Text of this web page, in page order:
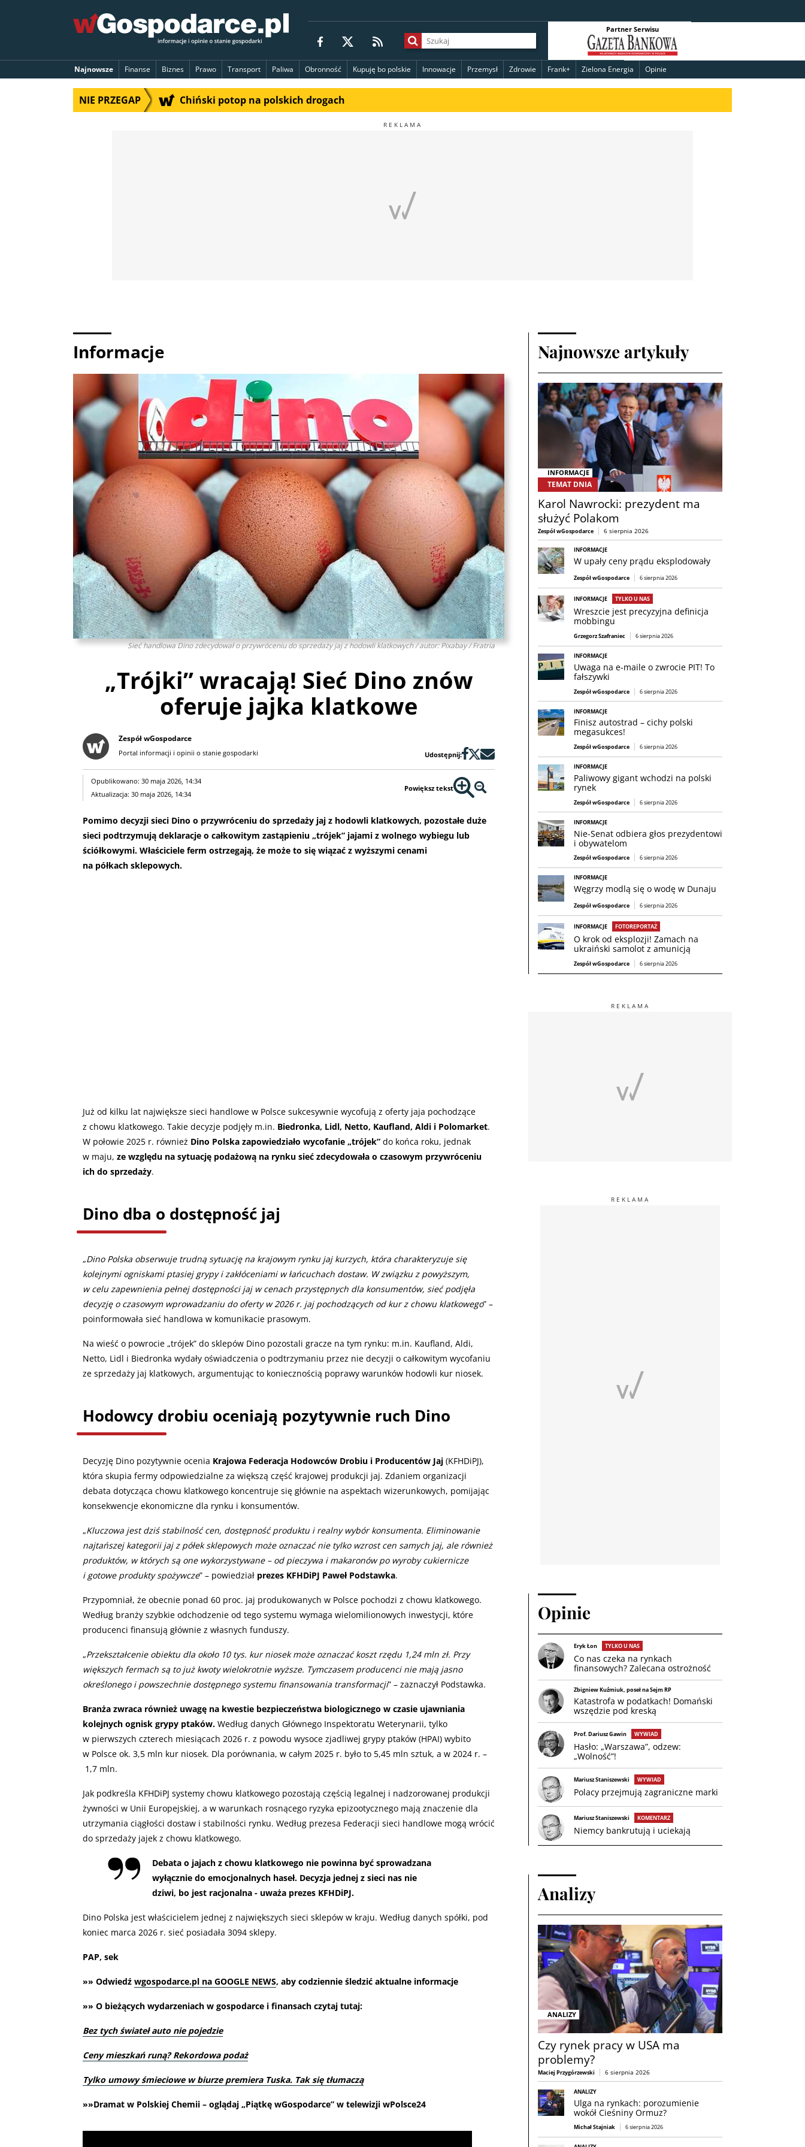
Partner Serwisu
Najnowsze Finanse Biznes Prawo Transport Paliwa Obronność Kupuję bo polskie Innowacje Przemysł Zdrowie Frank+ Zielona Energia Opinie
NIE PRZEGAP Chiński potop na polskich drogach
Informacje
Sieć handlowa Dino zdecydował o przywróceniu do sprzedaży jaj z hodowli klatkowych / autor: Pixabay / Fratria
„Trójki” wracają! Sieć Dino znów
oferuje jajka klatkowe
Zespół wGospodarce
Portal informacji i opinii o stanie gospodarki Udostępnij:
Opublikowano: 30 maja 2026, 14:34
Aktualizacja: 30 maja 2026, 14:34
Powiększ tekst
Pomimo decyzji sieci Dino o przywróceniu do sprzedaży jaj z hodowli klatkowych, pozostałe duże
sieci podtrzymują deklaracje o całkowitym zastąpieniu „trójek” jajami z wolnego wybiegu lub
ściółkowymi. Właściciele ferm ostrzegają, że może to się wiązać z wyższymi cenami
na półkach sklepowych.
Już od kilku lat największe sieci handlowe w Polsce sukcesywnie wycofują z oferty jaja pochodzące
z chowu klatkowego. Takie decyzje podjęły m.in. Biedronka, Lidl, Netto, Kaufland, Aldi i Polomarket.
W połowie 2025 r. również Dino Polska zapowiedziało wycofanie „trójek” do końca roku, jednak
w maju, ze względu na sytuację podażową na rynku sieć zdecydowała o czasowym przywróceniu
ich do sprzedaży.
Dino dba o dostępność jaj
„Dino Polska obserwuje trudną sytuację na krajowym rynku jaj kurzych, która charakteryzuje się
kolejnymi ogniskami ptasiej grypy i zakłóceniami w łańcuchach dostaw. W związku z powyższym,
w celu zapewnienia pełnej dostępności jaj w cenach przystępnych dla konsumentów, sieć podjęła
decyzję o czasowym wprowadzaniu do oferty w 2026 r. jaj pochodzących od kur z chowu klatkowego” –
poinformowała sieć handlowa w komunikacie prasowym.
Na wieść o powrocie „trójek” do sklepów Dino pozostali gracze na tym rynku: m.in. Kaufland, Aldi,
Netto, Lidl i Biedronka wydały oświadczenia o podtrzymaniu przez nie decyzji o całkowitym wycofaniu
ze sprzedaży jaj klatkowych, argumentując to koniecznością poprawy warunków hodowli kur niosek.
Hodowcy drobiu oceniają pozytywnie ruch Dino
Decyzję Dino pozytywnie ocenia Krajowa Federacja Hodowców Drobiu i Producentów Jaj (KFHDiPJ),
która skupia fermy odpowiedzialne za większą część krajowej produkcji jaj. Zdaniem organizacji
debata dotycząca chowu klatkowego koncentruje się głównie na aspektach wizerunkowych, pomijając
konsekwencje ekonomiczne dla rynku i konsumentów.
„Kluczowa jest dziś stabilność cen, dostępność produktu i realny wybór konsumenta. Eliminowanie
najtańszej kategorii jaj z półek sklepowych może oznaczać nie tylko wzrost cen samych jaj, ale również
produktów, w których są one wykorzystywane – od pieczywa i makaronów po wyroby cukiernicze
i gotowe produkty spożywcze” – powiedział prezes KFHDiPJ Paweł Podstawka.
Przypomniał, że obecnie ponad 60 proc. jaj produkowanych w Polsce pochodzi z chowu klatkowego.
Według branży szybkie odchodzenie od tego systemu wymaga wielomilionowych inwestycji, które
producenci finansują głównie z własnych funduszy.
„Przekształcenie obiektu dla około 10 tys. kur niosek może oznaczać koszt rzędu 1,24 mln zł. Przy
większych fermach są to już kwoty wielokrotnie wyższe. Tymczasem producenci nie mają jasno
określonego i powszechnie dostępnego systemu finansowania transformacji” – zaznaczył Podstawka.
Branża zwraca również uwagę na kwestie bezpieczeństwa biologicznego w czasie ujawniania
kolejnych ognisk grypy ptaków. Według danych Głównego Inspektoratu Weterynarii, tylko
w pierwszych czterech miesiącach 2026 r. z powodu wysoce zjadliwej grypy ptaków (HPAI) wybito
w Polsce ok. 3,5 mln kur niosek. Dla porównania, w całym 2025 r. było to 5,45 mln sztuk, a w 2024 r. –
1,7 mln.
Jak podkreśla KFHDiPJ systemy chowu klatkowego pozostają częścią legalnej i nadzorowanej produkcji
żywności w Unii Europejskiej, a w warunkach rosnącego ryzyka epizootycznego mają znaczenie dla
utrzymania ciągłości dostaw i stabilności rynku. Według prezesa Federacji sieci handlowe mogą wrócić
do sprzedaży jajek z chowu klatkowego.
Debata o jajach z chowu klatkowego nie powinna być sprowadzana
wyłącznie do emocjonalnych haseł. Decyzja jednej z sieci nas nie
dziwi, bo jest racjonalna - uważa prezes KFHDiPJ.
Dino Polska jest właścicielem jednej z największych sieci sklepów w kraju. Według danych spółki, pod
koniec marca 2026 r. sieć posiadała 3094 sklepy.
PAP, sek
»» Odwiedź wgospodarce.pl na GOOGLE NEWS, aby codziennie śledzić aktualne informacje
»» O bieżących wydarzeniach w gospodarce i finansach czytaj tutaj:
Bez tych świateł auto nie pojedzie
Ceny mieszkań runą? Rekordowa podaż
Tylko umowy śmieciowe w biurze premiera Tuska. Tak się tłumaczą
»»Dramat w Polskiej Chemii – oglądaj „Piątkę wGospodarce” w telewizji wPolsce24
Najnowsze artykuły
INFORMACJE
TEMAT DNIA
Karol Nawrocki: prezydent ma
służyć Polakom
Zespół wGospodarce 6 sierpnia 2026
INFORMACJE
W upały ceny prądu eksplodowały
Zespół wGospodarce 6 sierpnia 2026
INFORMACJE TYLKO U NAS
Wreszcie jest precyzyjna definicja
mobbingu
Grzegorz Szafraniec 6 sierpnia 2026
INFORMACJE
Uwaga na e-maile o zwrocie PIT! To
fałszywki
Zespół wGospodarce 6 sierpnia 2026
INFORMACJE
Finisz autostrad – cichy polski
megasukces!
Zespół wGospodarce 6 sierpnia 2026
INFORMACJE
Paliwowy gigant wchodzi na polski
rynek
Zespół wGospodarce 6 sierpnia 2026
INFORMACJE
Nie-Senat odbiera głos prezydentowi
i obywatelom
Zespół wGospodarce 6 sierpnia 2026
INFORMACJE
Węgrzy modlą się o wodę w Dunaju
Zespół wGospodarce 6 sierpnia 2026
INFORMACJE FOTOREPORTAŻ
O krok od eksplozji! Zamach na
ukraiński samolot z amunicją
Zespół wGospodarce 6 sierpnia 2026
Opinie
Eryk Łon TYLKO U NAS
Co nas czeka na rynkach
finansowych? Zalecana ostrożność
Zbigniew Kuźmiuk, poseł na Sejm RP
Katastrofa w podatkach! Domański
wszędzie pod kreską
Prof. Dariusz Gawin WYWIAD
Hasło: „Warszawa”, odzew:
„Wolność”!
Mariusz Staniszewski WYWIAD
Polacy przejmują zagraniczne marki
Mariusz Staniszewski KOMENTARZ
Niemcy bankrutują i uciekają
Analizy
ANALIZY
Czy rynek pracy w USA ma
problemy?
Maciej Przygórzewski 6 sierpnia 2026
ANALIZY
Ulga na rynkach: porozumienie
wokół Cieśniny Ormuz?
Michał Stajniak 6 sierpnia 2026